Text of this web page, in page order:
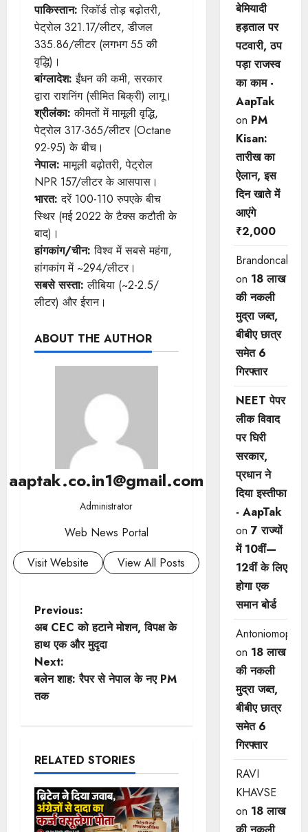
पाकिस्तान:रिकॉर्ड तोड़ बढ़ोतरी,
पेट्रोल 321.17/लीटर, डीजल
335.86/लीटर (लगभग 55 की
वृद्धि)।
बांग्लादेश:ईंधन की कमी, सरकार
द्वारा राशनिंग (सीमित बिक्री) लागू।
श्रीलंका:कीमतों में मामूली वृद्धि,
पेट्रोल 317-365/लीटर (Octane
92-95) के बीच।
नेपाल: मामूली बढ़ोतरी, पेट्रोल
NPR 157/लीटर के आसपास।
भारत:दरें 100-110 रुपएके बीच
स्थिर (मई 2022 के टैक्स कटौती के
बाद)।
हांगकांग/चीन:विश्व में सबसे महंगा,
हांगकांग में ~294/लीटर।
सबसे सस्ता:लीबिया (~2-2.5/
लीटर) और ईरान।
ABOUT THE AUTHOR
aaptak.co.in1@gmail.com
Administrator
Web News Portal
Visit Website
View All Posts
P
o
s
t
a
v
i
Previous:
अब CEC को हटाने मोशन, विपक्ष के
हाथ एक और मुदृदा
Next:
बलेन शाह: रैपर से नेपाल के नए PM
तक
RELATED STORIES
बेमियादी
हड़ताल पर
पटवारी, ठप
पड़ा राजस्व
का काम -
AapTak
on PM
Kisan:
तारीख का
ऐलान, इस
दिन खाते में
आएंगे
₹2,000
Brandoncah
on 18 लाख
की नकली
मुद्रा जब्त,
बीबीए छात्र
समेत 6
गिरफ्तार
NEET पेपर
लीक विवाद
पर घिरी
सरकार,
प्रधान ने
दिया इस्तीफा
- AapTak
on 7 राज्यों
में 10वीं—
12वीं ​के लिए
होगा एक
समान बोर्ड
Antoniomop
on 18 लाख
की नकली
मुद्रा जब्त,
बीबीए छात्र
समेत 6
गिरफ्तार
RAVI
KHAVSE
on 18 लाख